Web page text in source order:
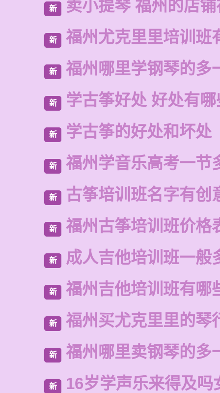
新 卖小提琴 福州的店
新 福州尤克里里培训班
新 福州哪里学钢琴的多
新 学古筝好处 好处有哪
新 学古筝的好处和坏处
新 福州学音乐高考一节
新 古筝培训班名字有创
新 福州古筝培训班价格
新 成人吉他培训班一般
新 福州吉他培训班有哪
新 福州买尤克里里的琴
新 福州哪里卖钢琴的多
新 16岁学声乐来得及吗